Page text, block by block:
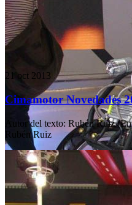
21 oct 2013
Cimamotor Novedades
Autor del texto: Rubén Ruiz
Rubén Ruiz